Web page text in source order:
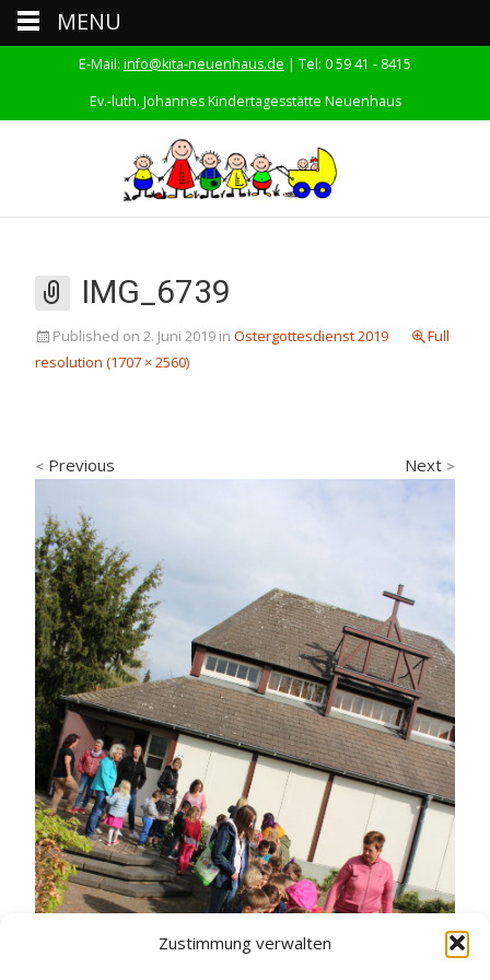
Zustimmung verwalten
E-Mail: info@kita-neuenhaus.de | Tel: 0 59 41 - 8415
Ev.-luth. Johannes Kindertagesstätte Neuenhaus
IMG_6739
Published on 2. Juni 2019 in Ostergottesdienst 2019
Full
resolution (1707 × 2560)
< Previous Next >
MENU